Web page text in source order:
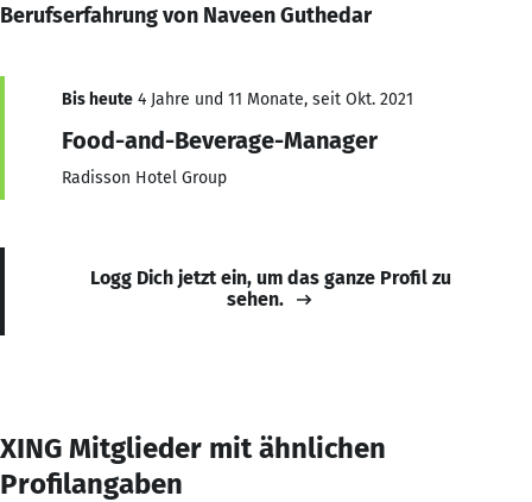
Berufserfahrung von Naveen Guthedar
Bis heute 4 Jahre und 11 Monate, seit Okt. 2021
Food-and-Beverage-Manager
Radisson Hotel Group
Logg Dich jetzt ein, um das ganze Profil zu
sehen.
XING Mitglieder mit ähnlichen
Profilangaben